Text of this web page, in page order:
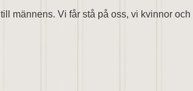
männens. Vi får stå på oss, vi kvinnor och